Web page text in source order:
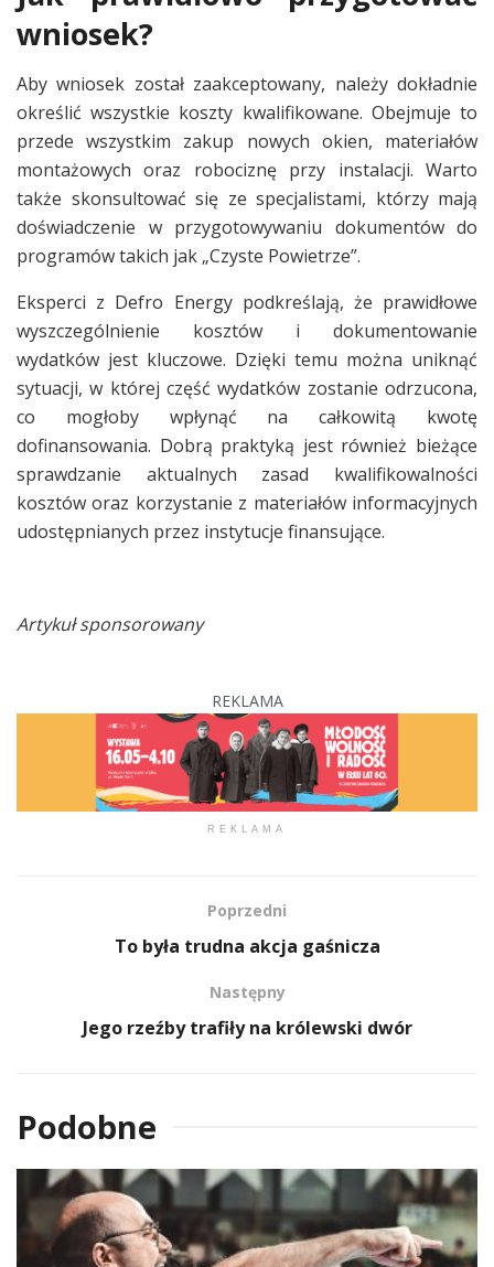
wniosek?
Aby wniosek został zaakceptowany, należy dokładnie
określić wszystkie koszty kwalifikowane. Obejmuje to
przede wszystkim zakup nowych okien, materiałów
montażowych oraz robociznę przy instalacji. Warto
także skonsultować się ze specjalistami, którzy mają
doświadczenie w przygotowywaniu dokumentów do
programów takich jak „Czyste Powietrze”.
Eksperci z Defro Energy podkreślają, że prawidłowe
wyszczególnienie kosztów i dokumentowanie
wydatków jest kluczowe. Dzięki temu można uniknąć
sytuacji, w której część wydatków zostanie odrzucona,
co mogłoby wpłynąć na całkowitą kwotę
dofinansowania. Dobrą praktyką jest również bieżące
sprawdzanie aktualnych zasad kwalifikowalności
kosztów oraz korzystanie z materiałów informacyjnych
udostępnianych przez instytucje finansujące.
Artykuł sponsorowany
REKLAMA
REKLAMA
Poprzedni
To była trudna akcja gaśnicza
Następny
Jego rzeźby trafiły na królewski dwór
Podobne